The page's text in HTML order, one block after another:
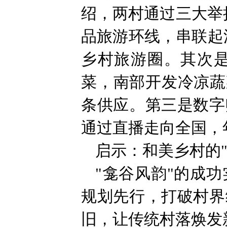
绍，两村通过三大
品旅游环线，串联
乡村旅游圈。其次
菜，南部开发冷凉
条供应。第三是数
通过直播走向全国
启示：和美乡村
"龛谷风韵"的成
规划先行，打破村
旧，让传统村落焕